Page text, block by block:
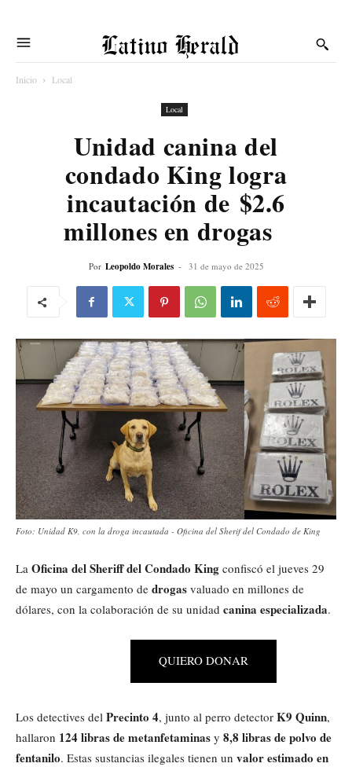
Latino Herald
Inicio Local
Local
Unidad canina del
condado King logra
incautación de $2.6
millones en drogas
Por Leopoldo Morales - 31 de mayo de 2025
Foto: Unidad K9, con la droga incautada - Oficina del Sherif del Condado de King
La Oficina del Sheriff del Condado King confiscó el jueves 29
de mayo un cargamento de drogas valuado en millones de
dólares, con la colaboración de su unidad canina especializada.
QUIERO DONAR
Los detectives del Precinto 4, junto al perro detector K9 Quinn,
hallaron 124 libras de metanfetaminas y 8,8 libras de polvo de
fentanilo. Estas sustancias ilegales tienen un valor estimado en